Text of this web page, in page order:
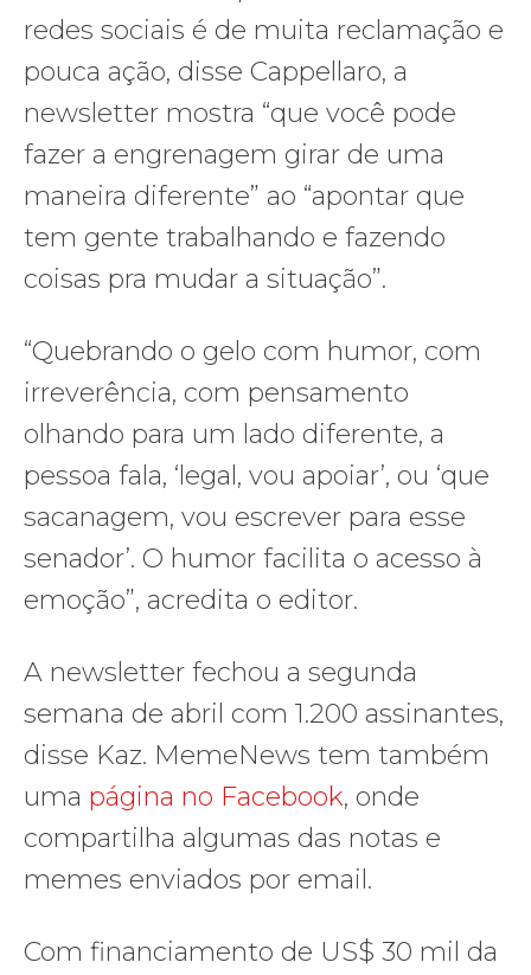
redes sociais é de muita reclamação e
pouca ação, disse Cappellaro, a
newsletter mostra “que você pode
fazer a engrenagem girar de uma
maneira diferente” ao “apontar que
tem gente trabalhando e fazendo
coisas pra mudar a situação”.
“Quebrando o gelo com humor, com
irreverência, com pensamento
olhando para um lado diferente, a
pessoa fala, ‘legal, vou apoiar’, ou ‘que
sacanagem, vou escrever para esse
senador’. O humor facilita o acesso à
emoção”, acredita o editor.
A newsletter fechou a segunda
semana de abril com 1.200 assinantes,
disse Kaz. MemeNews tem também
uma página no Facebook, onde
compartilha algumas das notas e
memes enviados por email.
Com financiamento de US$ 30 mil da